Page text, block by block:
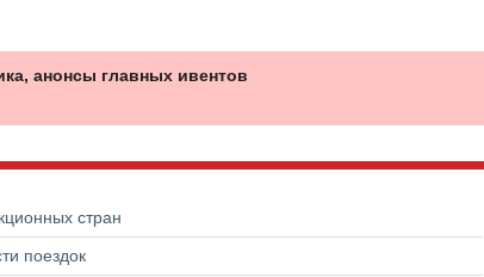
анонсы главных ивентов
стран
поездок